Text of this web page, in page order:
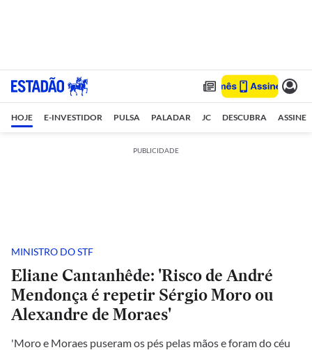
HOJE E-INVESTIDOR PULSA PALADAR JC DESCUBRA ASSINE
PUBLICIDADE
MINISTRO DO STF
Eliane Cantanhêde: 'Risco de André
Mendonça é repetir Sérgio Moro ou
Alexandre de Moraes'
'Moro e Moraes puseram os pés pelas mãos e foram do céu